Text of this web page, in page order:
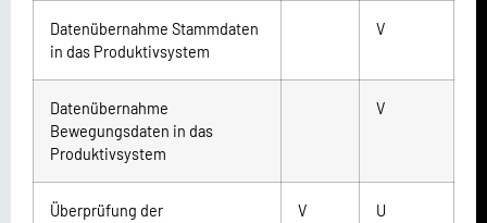
Datenübernahme Stammdaten
in das Produktivsystem
V
Datenübernahme
Bewegungsdaten in das
Produktivsystem
V
Überprüfung der
V U